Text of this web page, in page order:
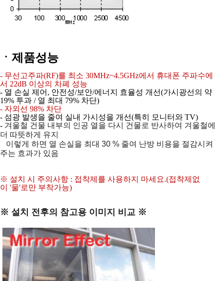
ㆍ제품성능
- 무선고주파(RF)를 최소 30MHz~4.5GHz에서 휴대폰 주파수에
서 22dB 이상의 차폐 성능
- 열 손실 제어, 안전성/보안/에너지 효율성 개선(가시광선의 약
19% 투과 / 열 최대 79% 차단)
- 자외선 98% 차단
- 섬광 발생을 줄여 실내 가시성을 개선(특히 모니터와 TV)
- 겨울철 건물 내부의 인공 열을 다시 건물로 반사하여 겨울철에
더 따뜻하게 유지
이렇게 하면 열 손실을 최대 30 % 줄여 난방 비용을 절감시켜
주는 효과가 있음
※ 설치 시 주의사항 : 접착제를 사용하지 마세요.(접착제없
이 '물'로만 부착가능)
※ 설치 전후의 참고용 이미지 비교 ※